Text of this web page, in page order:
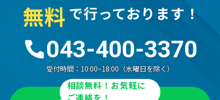
無料 で行っております！
043-400-3370
受付時間： 10:00~18:00（水曜日を除く）
相談無料！お気軽に